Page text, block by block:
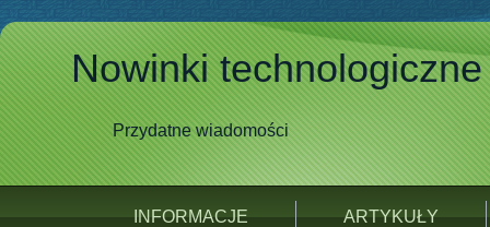
Nowinki technologiczne
Przydatne wiadomości
INFORMACJE ARTYKUŁY